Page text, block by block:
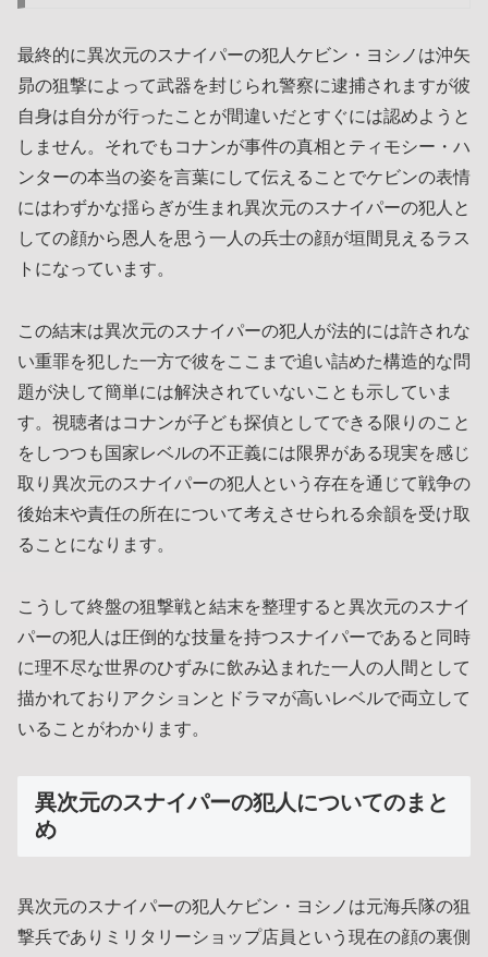
最終的に異次元のスナイパーの犯人ケビン・ヨシノは沖矢
昴の狙撃によって武器を封じられ警察に逮捕されますが彼
自身は自分が行ったことが間違いだとすぐには認めようと
しません。それでもコナンが事件の真相とティモシー・ハ
ンターの本当の姿を言葉にして伝えることでケビンの表情
にはわずかな揺らぎが生まれ異次元のスナイパーの犯人と
しての顔から恩人を思う一人の兵士の顔が垣間見えるラス
トになっています。
この結末は異次元のスナイパーの犯人が法的には許されな
い重罪を犯した一方で彼をここまで追い詰めた構造的な問
題が決して簡単には解決されていないことも示していま
す。視聴者はコナンが子ども探偵としてできる限りのこと
をしつつも国家レベルの不正義には限界がある現実を感じ
取り異次元のスナイパーの犯人という存在を通じて戦争の
後始末や責任の所在について考えさせられる余韻を受け取
ることになります。
こうして終盤の狙撃戦と結末を整理すると異次元のスナイ
パーの犯人は圧倒的な技量を持つスナイパーであると同時
に理不尽な世界のひずみに飲み込まれた一人の人間として
描かれておりアクションとドラマが高いレベルで両立して
いることがわかります。
異次元のスナイパーの犯人についてのまと
め
異次元のスナイパーの犯人ケビン・ヨシノは元海兵隊の狙
撃兵でありミリタリーショップ店員という現在の顔の裏側